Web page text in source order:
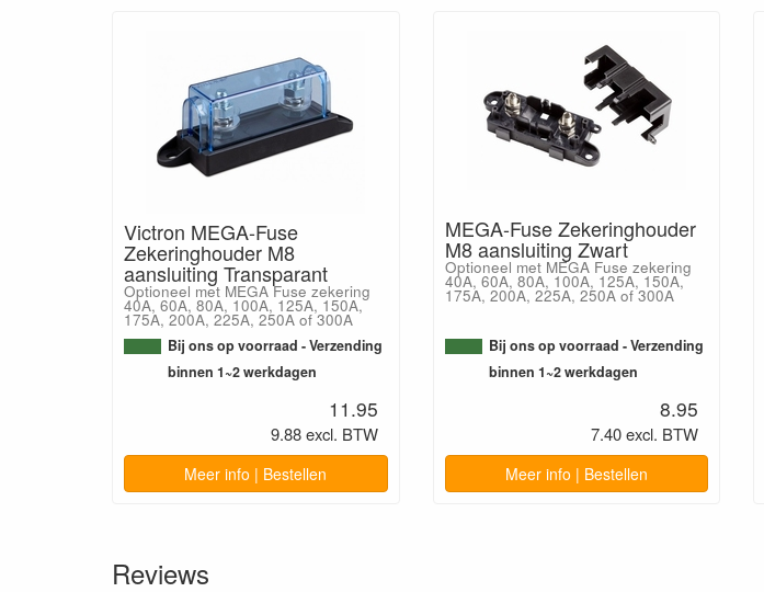
Victron MEGA-Fuse
Zekeringhouder M8
aansluiting Transparant
Optioneel met MEGA Fuse zekering
40A, 60A, 80A, 100A, 125A, 150A,
175A, 200A, 225A, 250A of 300A
Bij ons op voorraad - Verzending
binnen 1~2 werkdagen
11.95
9.88 excl. BTW
Meer info | Bestellen
MEGA-Fuse Zekeringhouder
M8 aansluiting Zwart
Optioneel met MEGA Fuse zekering
40A, 60A, 80A, 100A, 125A, 150A,
175A, 200A, 225A, 250A of 300A
Bij ons op voorraad - Verzending
binnen 1~2 werkdagen
8.95
7.40 excl. BTW
Meer info | Bestellen
Reviews